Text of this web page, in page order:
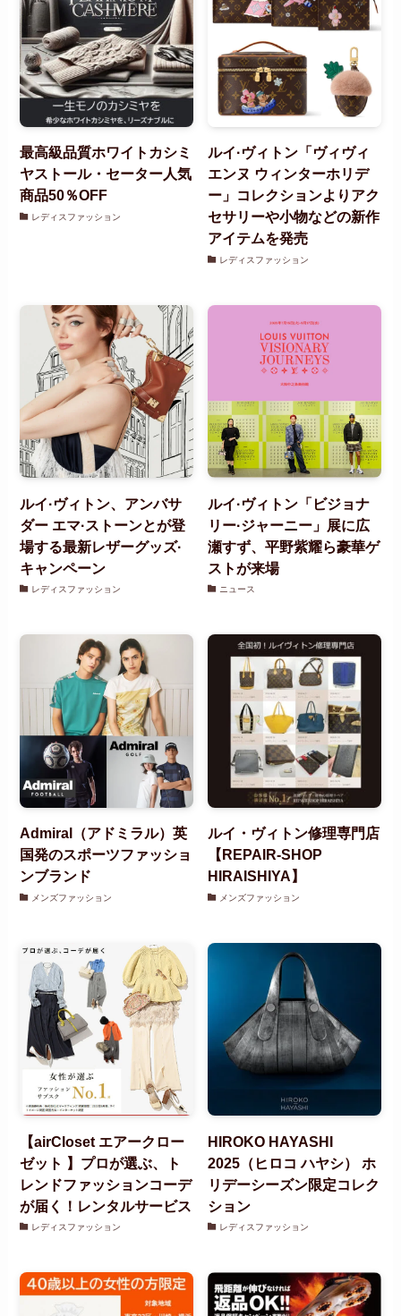
最高級品質ホワイトカシミ
ヤストール・セーター人気
商品50％OFF
レディスファッション
ルイ·ヴィトン「ヴィヴィ
エンヌ ウィンターホリデ
ー」コレクションよりアク
セサリーや小物などの新作
アイテムを発売
レディスファッション
ルイ·ヴィトン、アンバサ
ダー エマ·ストーンとが登
場する最新レザーグッズ·
キャンペーン
レディスファッション
ルイ·ヴィトン「ビジョナ
リー·ジャーニー」展に広
瀬すず、平野紫耀ら豪華ゲ
ストが来場
ニュース
Admiral（アドミラル）英
国発のスポーツファッショ
ンブランド
メンズファッション
ルイ・ヴィトン修理専門店
【REPAIR-SHOP
HIRAISHIYA】
メンズファッション
【airCloset エアークロー
ゼット 】プロが選ぶ、ト
レンドファッションコーデ
が届く！レンタルサービス
レディスファッション
HIROKO HAYASHI
2025（ヒロコ ハヤシ） ホ
リデーシーズン限定コレク
ション
レディスファッション